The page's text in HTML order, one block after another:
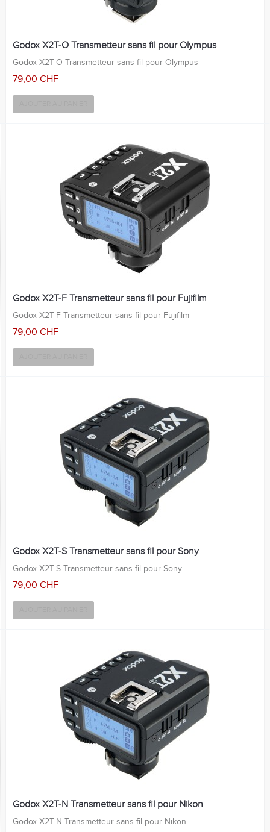
Godox X2T-O Transmetteur sans fil pour Olympus
Godox X2T-O Transmetteur sans fil pour Olympus
79,00 CHF
Godox X2T-F Transmetteur sans fil pour Fujifilm
Godox X2T-F Transmetteur sans fil pour Fujifilm
79,00 CHF
Godox X2T-S Transmetteur sans fil pour Sony
Godox X2T-S Transmetteur sans fil pour Sony
79,00 CHF
Godox X2T-N Transmetteur sans fil pour Nikon
Godox X2T-N Transmetteur sans fil pour Nikon